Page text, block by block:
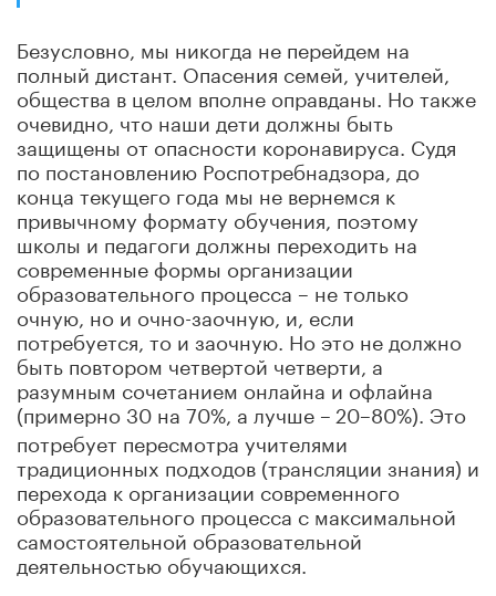
Безусловно, мы никогда не перейдем на
полный дистант. Опасения семей, учителей,
общества в целом вполне оправданы. Но также
очевидно, что наши дети должны быть
защищены от опасности коронавируса. Судя
по постановлению Роспотребнадзора, до
конца текущего года мы не вернемся к
привычному формату обучения, поэтому
школы и педагоги должны переходить на
современные формы организации
образовательного процесса – не только
очную, но и очно-заочную, и, если
потребуется, то и заочную. Но это не должно
быть повтором четвертой четверти, а
разумным сочетанием онлайна и офлайна
(примерно 30 на 70%, а лучше – 20–80%). Это
потребует пересмотра учителями
традиционных подходов (трансляции знания) и
перехода к организации современного
образовательного процесса с максимальной
самостоятельной образовательной
деятельностью обучающихся.